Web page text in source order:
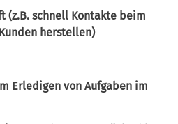
(z.B. schnell Kontakte beim
herstellen)
Erledigen von Aufgaben im